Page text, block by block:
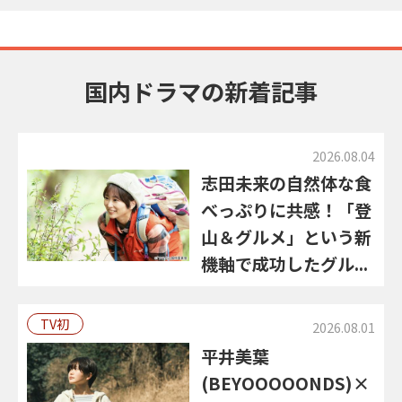
国内ドラマの新着記事
2026.08.04
志田未来の自然体な食
べっぷりに共感！「登
山＆グルメ」という新
機軸で成功したグル...
TV初 2026.08.01
平井美葉
(BEYOOOOONDS)×